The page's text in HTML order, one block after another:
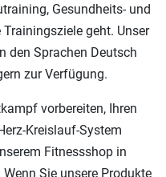
Gesundheits- und
geht. Unser
den Sprachen Deutsch
zur Verfügung.
vorbereiten, Ihren
Kreislauf-System
Fitnessshop in
Sie unsere Produkte